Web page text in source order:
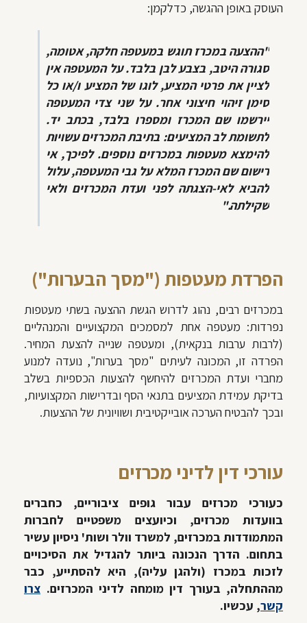
העוסק באופן ההגשה, כדלקמן:
"ההצעה במכרז תוגש במעטפה חלקה, אטומה,
סגורה היטב, בצבע לבן בלבד. על המעטפה אין
לציין את פרטי המציע, לוגו של המציע ו/או כל
סימן זיהוי חיצוני אחר. על שני צדי המעטפה
יירשמו שם המכרז ומספרו בלבד, בכתב יד.
לתשומת לב המציעים: בתיבת המכרזים עשויות
להימצא מעטפות במכרזים נוספים. לפיכך, אי
רישום שם המכרז המלא על גבי המעטפה, עלול
להביא לאי-הצגתה לפני ועדת המכרזים ולאי
שקילתה."
הפרדת מעטפות ("מסך הבערות")
במכרזים רבים, נהוג לדרוש הגשת ההצעה בשתי מעטפות
נפרדות: מעטפה אחת למסמכים המקצועיים והמנהליים
(לרבות ערבות בנקאית), ומעטפה שנייה להצעת המחיר.
הפרדה זו, המכונה לעיתים "מסך בערות", נועדה למנוע
מחברי ועדת המכרזים להיחשף להצעות הכספיות בשלב
בדיקת עמידת המציעים בתנאי הסף ובדרישות המקצועיות,
ובכך להבטיח הערכה אובייקטיבית ושוויונית של ההצעות.
עורכי דין לדיני מכרזים
כעורכי מכרזים עבור גופים ציבוריים, כחברים
בוועדות מכרזים, וכיועצים משפטיים לחברות
המתמודדות במכרזים, למשרד וולר ושות' ניסיון עשיר
בתחום. הדרך הנכונה ביותר להגדיל את הסיכויים
לזכות במכרז (ולהגן עליה), היא להסתייע, כבר
מההתחלה, בעורך דין מומחה לדיני המכרזים. צרו
קשר, עכשיו.